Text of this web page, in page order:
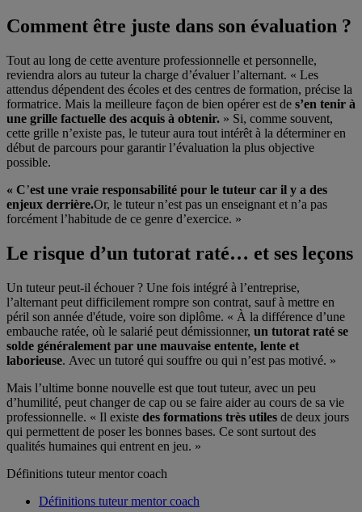
Comment être juste dans son évaluation ?
Tout au long de cette aventure professionnelle et personnelle,
reviendra alors au tuteur la charge d’évaluer l’alternant. « Les
attendus dépendent des écoles et des centres de formation, précise la
formatrice. Mais la meilleure façon de bien opérer est de s’en tenir à
une grille factuelle des acquis à obtenir. » Si, comme souvent,
cette grille n’existe pas, le tuteur aura tout intérêt à la déterminer en
début de parcours pour garantir l’évaluation la plus objective
possible.
« C’est une vraie responsabilité pour le tuteur car il y a des
enjeux derrière.Or, le tuteur n’est pas un enseignant et n’a pas
forcément l’habitude de ce genre d’exercice. »
Le risque d’un tutorat raté… et ses leçons
Un tuteur peut-il échouer ? Une fois intégré à l’entreprise,
l’alternant peut difficilement rompre son contrat, sauf à mettre en
péril son année d'étude, voire son diplôme. « À la différence d’une
embauche ratée, où le salarié peut démissionner, un tutorat raté se
solde généralement par une mauvaise entente, lente et
laborieuse. Avec un tutoré qui souffre ou qui n’est pas motivé. »
Mais l’ultime bonne nouvelle est que tout tuteur, avec un peu
d’humilité, peut changer de cap ou se faire aider au cours de sa vie
professionnelle. « Il existe des formations très utiles de deux jours
qui permettent de poser les bonnes bases. Ce sont surtout des
qualités humaines qui entrent en jeu. »
Définitions tuteur mentor coach
Définitions tuteur mentor coach